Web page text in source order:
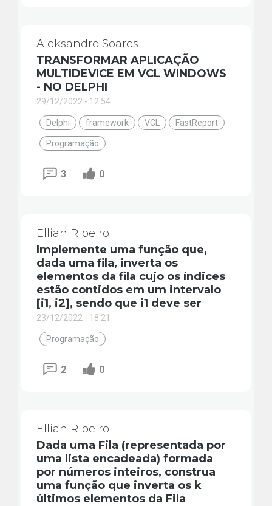
Aleksandro Soares
TRANSFORMAR APLICAÇÃO
MULTIDEVICE EM VCL WINDOWS
- NO DELPHI
29/12/2022 - 12:54
Delphi framework VCL FastReport
Programação
3 0
Ellian Ribeiro
Implemente uma função que,
dada uma fila, inverta os
elementos da fila cujo os índices
estão contidos em um intervalo
[i1, i2], sendo que i1 deve ser
23/12/2022 - 18:21
Programação
2 0
Ellian Ribeiro
Dada uma Fila (representada por
uma lista encadeada) formada
por números inteiros, construa
uma função que inverta os k
últimos elementos da Fila